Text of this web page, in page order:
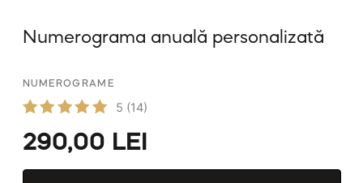
Numerograma anuală personalizată
NUMEROGRAME
la
din 5
5 (14)
290,00 LEI